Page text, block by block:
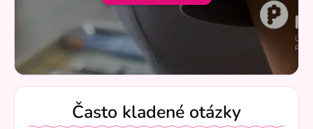
Často kladené otázky